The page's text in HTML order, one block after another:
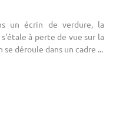
un écrin de verdure, la
à perte de vue sur la
déroule dans un cadre ...